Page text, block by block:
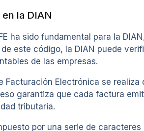
la DIAN
ha sido fundamental para la
este código, la DIAN puede
de las empresas.
Facturación Electrónica se
garantiza que cada factura
tributaria.
por una serie de